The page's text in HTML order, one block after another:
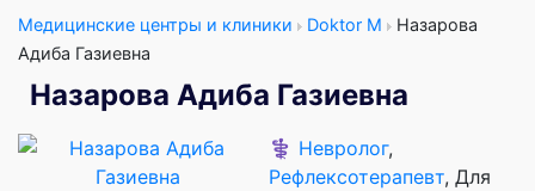
Медицинские центры и клиники Doktor M
Назарова
Адиба Газиевна
Назарова Адиба Газиевна
⚕️ Невролог,
Рефлексотерапевт, Для